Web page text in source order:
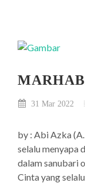
31 Mar 2022
by : Abi Azka
selalu menyapa
dalam sanubari
Cinta yang